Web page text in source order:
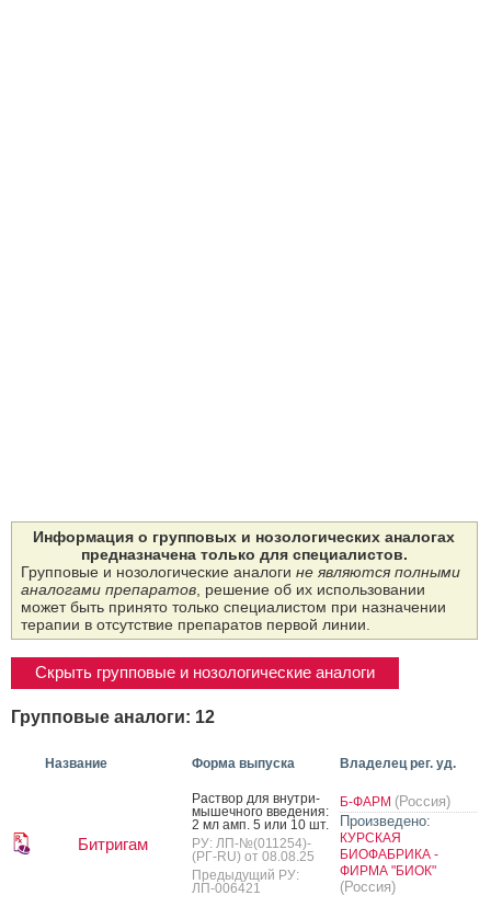
Информация о групповых и нозологических аналогах
предназначена только для специалистов.
Групповые и нозологические аналоги не являются полными
аналогами препаратов , решение об их использовании
может быть принято только специалистом при назначении
терапии в отсутствие препаратов первой линии.
Скрыть групповые и нозологические аналоги
Групповые аналоги: 12
Название Форма выпуска Владелец рег. уд.
Битригам
Рас­твор для внут­ри­
мышеч­но­го вве­дения:
2 мл амп. 5 или 10 шт.
РУ: ЛП-№(011254)-
(РГ-RU) от 08.08.25
Предыдущий РУ:
ЛП-006421
Б-ФАРМ (Россия)
Произведено:
КУРСКАЯ
БИОФАБРИКА -
ФИРМА "БИОК"
(Россия)